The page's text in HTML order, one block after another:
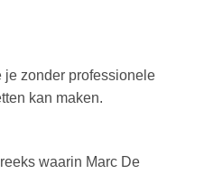
je zonder professionele
kan maken.
waarin Marc De